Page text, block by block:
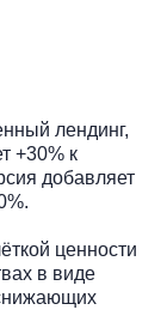
лендинг,
+30% к
добавляет
ценности
в виде